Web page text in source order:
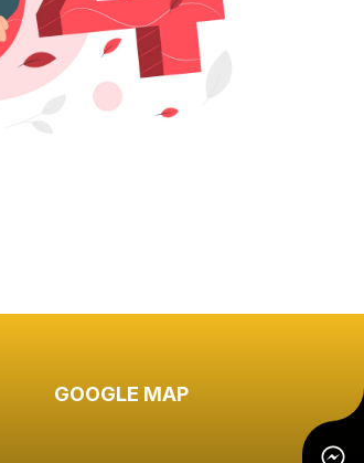
GOOGLE MAP